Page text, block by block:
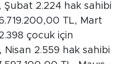
Şubat 2.224 hak sahibi
TL, Mart
çocuk için
2.559 hak sahibi